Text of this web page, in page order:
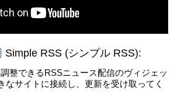
Simple RSS (シンプル RSS):
整できるRSSニュース配信のヴィジェッ
なサイトに接続し、更新を受け取ってく